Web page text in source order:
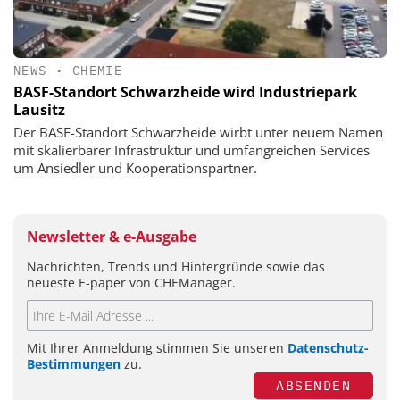
NEWS • CHEMIE
BASF-Standort Schwarzheide wird Industriepark
Lausitz
Der BASF-Standort Schwarzheide wirbt unter neuem Namen
mit skalierbarer Infrastruktur und umfangreichen Services
um Ansiedler und Kooperationspartner.
Newsletter & e-Ausgabe
Nachrichten, Trends und Hintergründe sowie das
neueste E-paper von CHEManager.
Mit Ihrer Anmeldung stimmen Sie unseren Datenschutz-
Bestimmungen zu.
ABSENDEN